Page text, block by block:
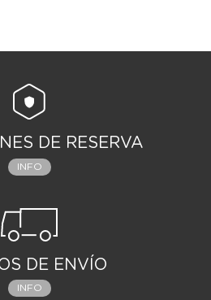
DE RESERVA
INFO
DE ENVÍO
INFO